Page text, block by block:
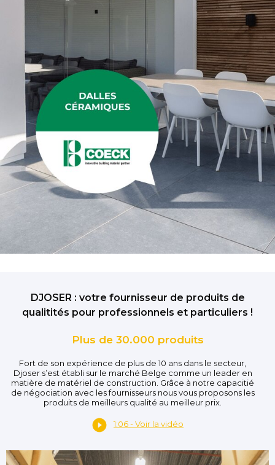
DJOSER : votre fournisseur de produits de
qualitités pour professionnels et particuliers !
Plus de 30.000 produits
Fort de son expérience de plus de 10 ans dans le secteur,
Djoser s’est établi sur le marché Belge comme un leader en
matière de matériel de construction. Grâce à notre capacitié
de négociation avec les fournisseurs nous vous proposons les
produits de meilleurs qualité au meilleur prix.
1:06 - Voir la vidéo